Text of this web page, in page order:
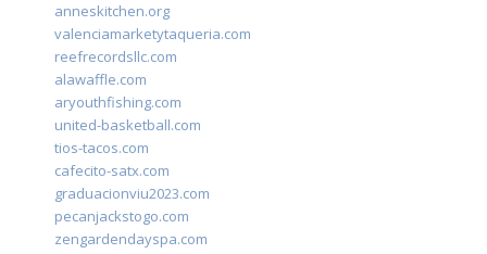
anneskitchen.org
valenciamarketytaqueria.com
reefrecordsllc.com
alawaffle.com
aryouthfishing.com
united-basketball.com
tios-tacos.com
cafecito-satx.com
graduacionviu2023.com
pecanjackstogo.com
zengardendayspa.com